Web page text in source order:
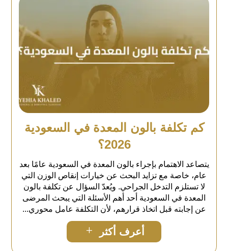
كم تكلفة بالون المعدة في السعودية
2026؟
يتصاعد الاهتمام بإجراء بالون المعدة في السعودية عامًا بعد
عام، خاصة مع تزايد البحث عن خيارات إنقاص الوزن التي
لا تستلزم التدخل الجراحي. ويُعدّ السؤال عن تكلفة بالون
المعدة في السعودية أحد أهم الأسئلة التي يبحث المرضى
عن إجابته قبل اتخاذ قرارهم، لأن التكلفة عامل محوري...
أعرف أكثر L